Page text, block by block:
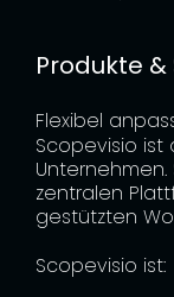
Produkte &
Flexibel
Scopevisio
zentralen
gestützten
Scopevisio ist: